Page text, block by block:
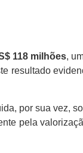
118 milhões,
resultado
por sua vez,
pela